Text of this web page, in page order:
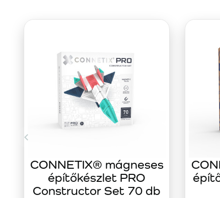
CONNETIX® mágneses
építőkészlet PRO
Constructor Set 70 db